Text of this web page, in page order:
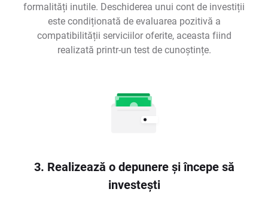
formalități inutile. Deschiderea unui cont de investiții
este condiționată de evaluarea pozitivă a
compatibilității serviciilor oferite, aceasta fiind
realizată printr-un test de cunoștințe.
3. Realizează o depunere și începe să
investești